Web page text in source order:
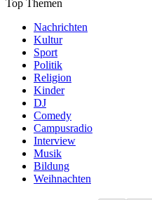
Top Themen
Nachrichten
Kultur
Sport
Politik
Religion
Kinder
DJ
Comedy
Campusradio
Interview
Musik
Bildung
Weihnachten